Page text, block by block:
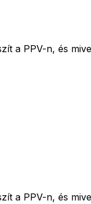
a PPV-n, és
a PPV-n, és